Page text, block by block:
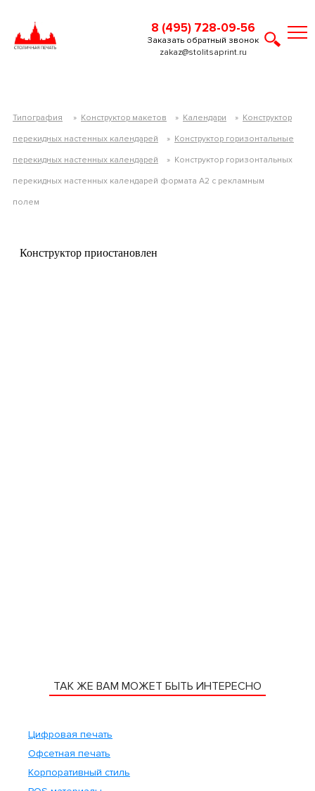
8 (495) 728-09-56
zakaz@stolitsaprint.ru
Заказать обратный звонок
Типография » Конструктор макетов » Календари » Конструктор
перекидных настенных календарей
» Конструктор горизонтальные
перекидных настенных календарей
» Конструктор горизонтальных
перекидных настенных календарей формата А2 с рекламным
полем
ТАК ЖЕ ВАМ МОЖЕТ БЫТЬ ИНТЕРЕСНО
Цифровая печать
Офсетная печать
Корпоративный стиль